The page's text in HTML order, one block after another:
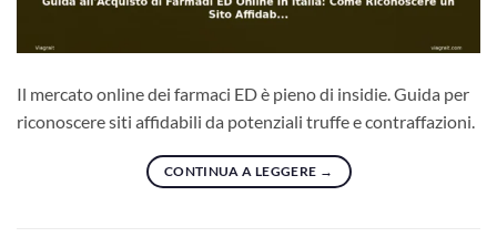
Il mercato online dei farmaci ED è pieno di insidie. Guida per
riconoscere siti affidabili da potenziali truffe e contraffazioni.
CONTINUA A LEGGERE →